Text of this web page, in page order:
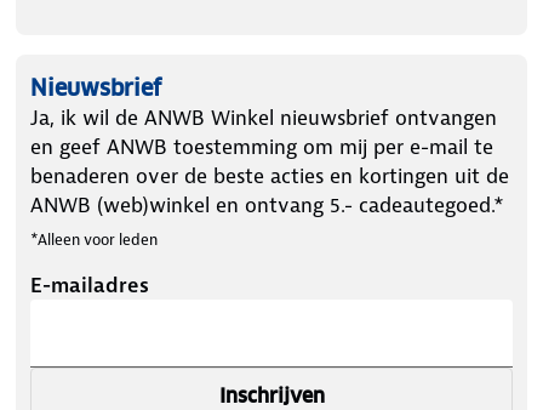
Nieuwsbrief
Ja, ik wil de ANWB Winkel nieuwsbrief ontvangen
en geef ANWB toestemming om mij per e-mail te
benaderen over de beste acties en kortingen uit de
ANWB (web)winkel en ontvang 5.- cadeautegoed.*
*Alleen voor leden
E-mailadres
Inschrijven